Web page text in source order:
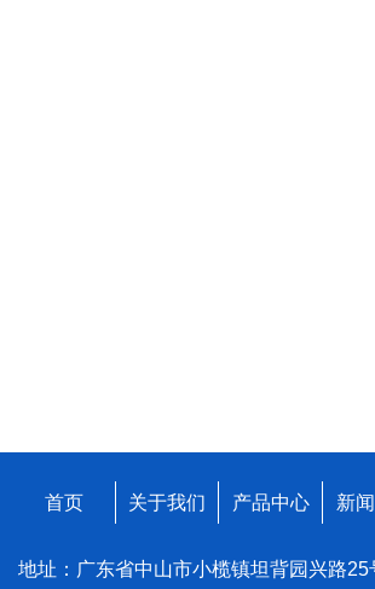
首页 关于我们 产品中心 新
地址：广东省中山市小榄镇坦背园兴路